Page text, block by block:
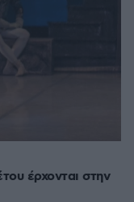
έρχονται στην